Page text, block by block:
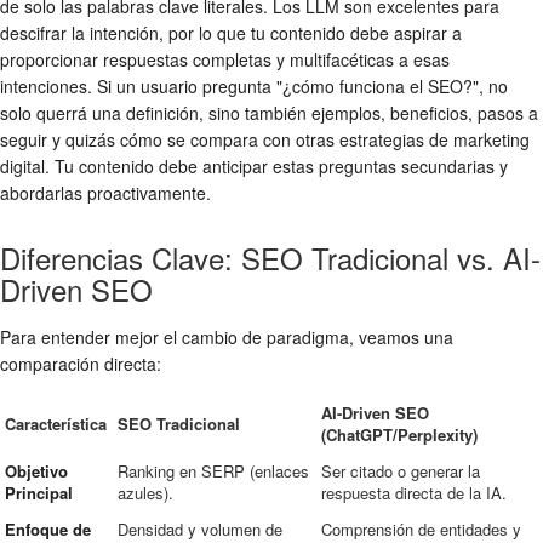
de solo las palabras clave literales. Los LLM son excelentes para
descifrar la intención, por lo que tu contenido debe aspirar a
proporcionar respuestas completas y multifacéticas a esas
intenciones. Si un usuario pregunta "¿cómo funciona el SEO?", no
solo querrá una definición, sino también ejemplos, beneficios, pasos a
seguir y quizás cómo se compara con otras estrategias de marketing
digital. Tu contenido debe anticipar estas preguntas secundarias y
abordarlas proactivamente.
Diferencias Clave: SEO Tradicional vs. AI-
Driven SEO
Para entender mejor el cambio de paradigma, veamos una
comparación directa:
Característica SEO Tradicional
AI-Driven SEO
(ChatGPT/Perplexity)
Objetivo
Principal
Ranking en SERP (enlaces
azules).
Ser citado o generar la
respuesta directa de la IA.
Enfoque de
Densidad y volumen de
Comprensión de entidades y